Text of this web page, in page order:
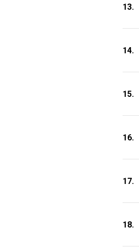
13.
14.
15.
16.
17.
18.